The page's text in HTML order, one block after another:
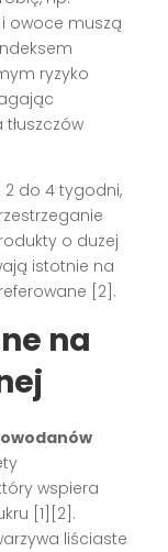
owoce muszą
ryzyko
do 4 tygodni,
o dużej
istotnie na
[2].
na
wspiera
[1][2].
liściaste